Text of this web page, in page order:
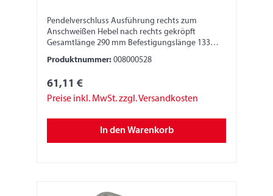
Pendelverschluss Ausführung rechts zum
Anschweißen Hebel nach rechts gekröpft
Gesamtlänge 290 mm Befestigungslänge 133
Produktnummer: 008000528
61,11 €
Preise inkl. MwSt. zzgl. Versandkosten
In den Warenkorb